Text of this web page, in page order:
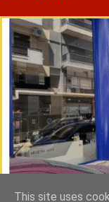
This site uses